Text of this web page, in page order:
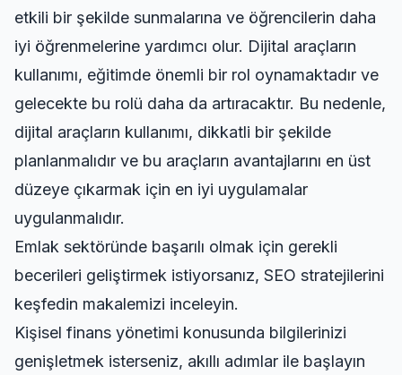
etkili bir şekilde sunmalarına ve öğrencilerin daha
iyi öğrenmelerine yardımcı olur. Dijital araçların
kullanımı, eğitimde önemli bir rol oynamaktadır ve
gelecekte bu rolü daha da artıracaktır. Bu nedenle,
dijital araçların kullanımı, dikkatli bir şekilde
planlanmalıdır ve bu araçların avantajlarını en üst
düzeye çıkarmak için en iyi uygulamalar
uygulanmalıdır.
Emlak sektöründe başarılı olmak için gerekli
becerileri geliştirmek istiyorsanız, SEO stratejilerini
keşfedin makalemizi inceleyin.
Kişisel finans yönetimi konusunda bilgilerinizi
genişletmek isterseniz, akıllı adımlar ile başlayın